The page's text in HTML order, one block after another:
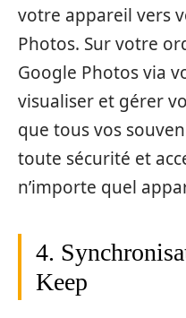
votre appareil vers
Photos. Sur votre
Google Photos via
visualiser et gérer
que tous vos
toute sécurité et
n’importe quel
4.
Keep